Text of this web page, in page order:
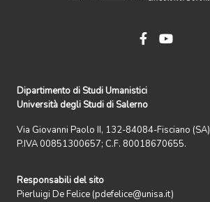
Dipartimento di Studi Umanistici
Università degli Studi di Salerno
Via Giovanni Paolo II, 132-84084-Fisciano (SA)
P.IVA 00851300657; C.F. 80018670655.
Responsabili del sito
Pierluigi De Felice (pdefelice@unisa.it)